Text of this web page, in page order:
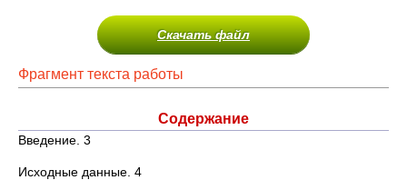
Скачать файл
Фрагмент текста работы
Содержание
Введение. 3
Исходные данные. 4